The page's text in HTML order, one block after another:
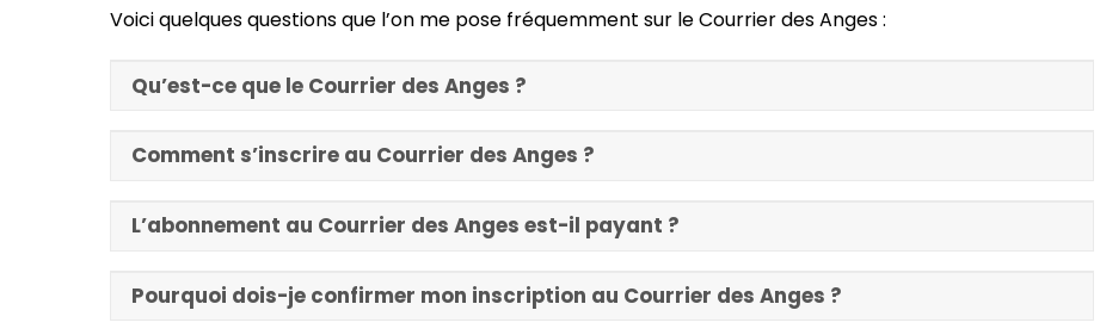
Voici quelques questions que l’on me pose fréquemment sur le Courrier des Anges :
Qu’est-ce que le Courrier des Anges ?
Comment s’inscrire au Courrier des Anges ?
L’abonnement au Courrier des Anges est-il payant ?
Pourquoi dois-je confirmer mon inscription au Courrier des Anges ?